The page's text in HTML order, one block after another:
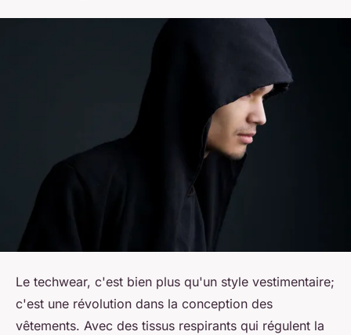
Le techwear, c'est bien plus qu'un style vestimentaire;
c'est une révolution dans la conception des
vêtements. Avec des tissus respirants qui régulent la